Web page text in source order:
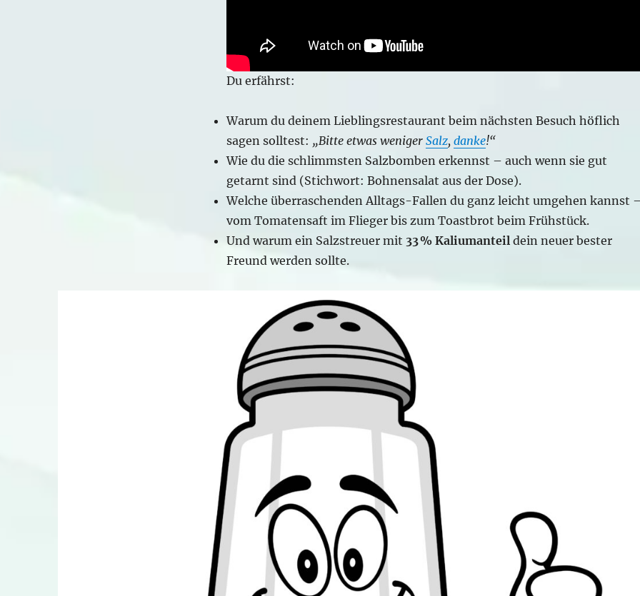
Du erfährst:
Warum du deinem Lieblingsrestaurant beim nächsten Besuch höflich
sagen solltest: „Bitte etwas weniger Salz, danke!“
Wie du die schlimmsten Salzbomben erkennst – auch wenn sie gut
getarnt sind (Stichwort: Bohnensalat aus der Dose).
Welche überraschenden Alltags-Fallen du ganz leicht umgehen kannst
vom Tomatensaft im Flieger bis zum Toastbrot beim Frühstück.
Und warum ein Salzstreuer mit 33 % Kaliumanteildein neuer bester
Freund werden sollte.